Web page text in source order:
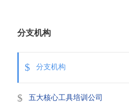
分支机构
分支机构
五大核心工具培训公司